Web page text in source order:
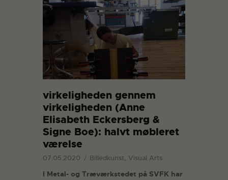
virkeligheden gennem
virkeligheden (Anne
Elisabeth Eckersberg &
Signe Boe): halvt møbleret
værelse
07.05.2020 Billedkunst, Visual Arts
I Metal- og Træværkstedet på SVFK har